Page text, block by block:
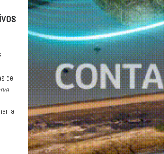
de
la